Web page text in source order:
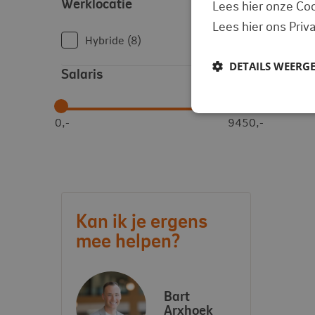
Hybride 8
Salaris
0,- 9450,-
Kan ik je ergens
mee helpen?
Bart
Arxhoek
Lees hier onze
Lees hier ons
DETAILS